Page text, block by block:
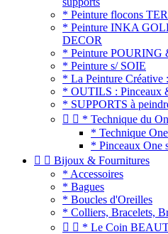
* Peinture flocons
* Peinture INKA
DECOR
* Peinture
* Peinture s/ SOIE
* La Peinture Créative
* OUTILS : Pinceaux
* SUPPORTS à
  * Technique du
* Technique
* Pinceaux One
  Bijoux & Fournitures
* Accessoires
* Bagues
* Boucles d'Oreilles
* Colliers, Bracelets,
  * Le Coin